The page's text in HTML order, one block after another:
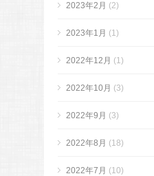
2023年2月 (2)
2023年1月 (1)
2022年12月 (1)
2022年10月 (3)
2022年9月 (3)
2022年8月 (18)
2022年7月 (10)